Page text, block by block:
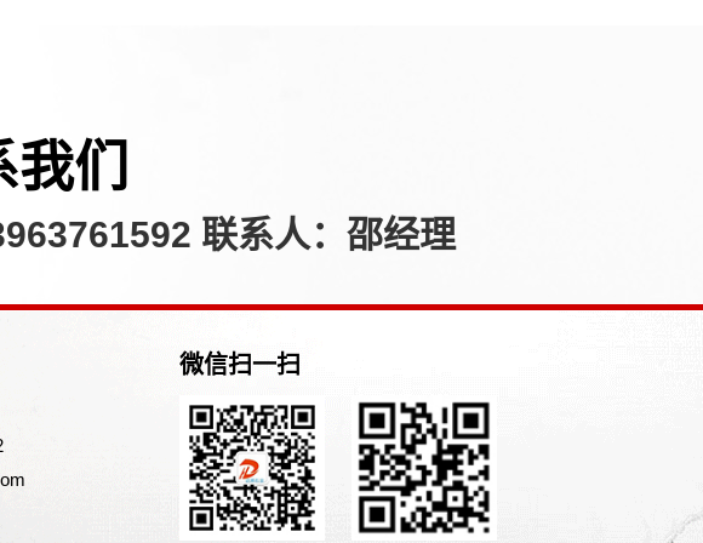
我们
联系人：邵经理
微信扫一扫